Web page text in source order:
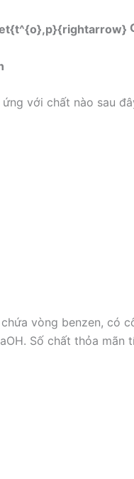
với chất nào sau
vòng benzen, có
Số chất thỏa mãn